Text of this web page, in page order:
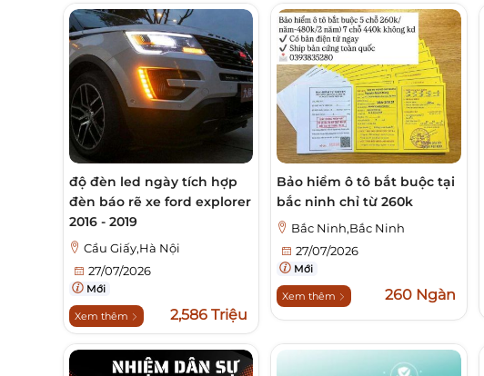
độ đèn led ngày tích hợp
đèn báo rẽ xe ford explorer
2016 - 2019
Cầu Giấy,Hà Nội
27/07/2026
Mới
Xem thêm 2,586 Triệu
Bảo hiểm ô tô bắt buộc tại
bắc ninh chỉ từ 260k
Bắc Ninh,Bắc Ninh
27/07/2026
Mới
Xem thêm 260 Ngàn